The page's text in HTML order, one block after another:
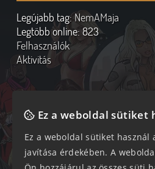
Legújabb tag:NemAMaja
Legtöbb online:823
Felhasználók
Aktivitás
Online felhasználók
335 vendég, 0 tag
Ez a weboldal sütiket
Ez a weboldal sütiket használ
javítása érdekében. A